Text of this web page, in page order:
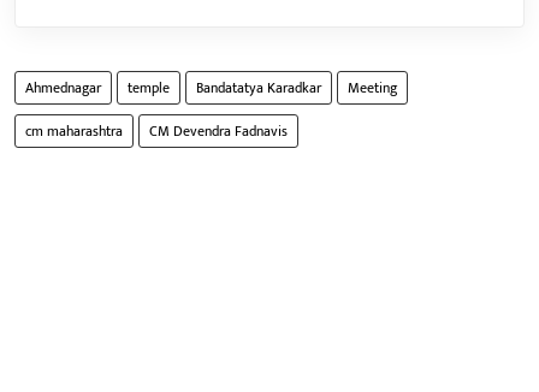
Ahmednagar temple Bandatatya Karadkar
Meeting
cm maharashtra
CM Devendra Fadnavis